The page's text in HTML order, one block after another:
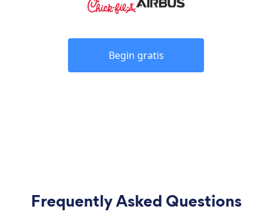
Begin gratis
Frequently Asked Questions